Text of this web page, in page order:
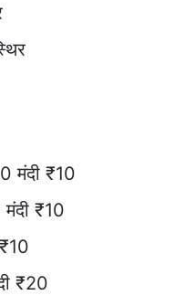
मंदी ₹10
₹10
₹20